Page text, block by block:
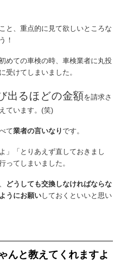
と、重点的に見て欲しいところな
！
めての車検の時、車検業者に丸投
受けてしまいました。
出るほどの金額を請求さ
ています。(笑)
て業者の言いなり です。
」「とりあえず直しておきまし
ってしまいました。
どうしても交換しなければならな
うにお願いしておくといいと思い
んと教えてくれますよ